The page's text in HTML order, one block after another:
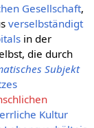
Gesellschaft,
verselbständigt
in der
die durch
Subjekt
Kultur